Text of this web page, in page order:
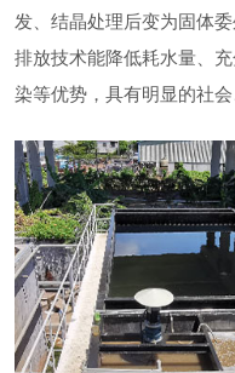
发、结晶处理后变为固体
排放技术能降低耗水量、
染等优势，具有明显的社会